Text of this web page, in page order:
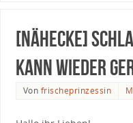
[Nähecke]
kann wieder
Von frischeprinzessin